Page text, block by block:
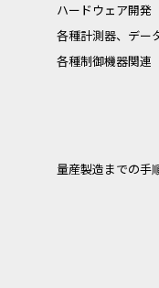
ハードウェア開発
各種計測器、デー
各種制御機器関連
量産製造までの手